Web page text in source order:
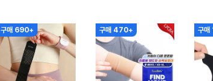
구매 690+ 구매 470+ 구매